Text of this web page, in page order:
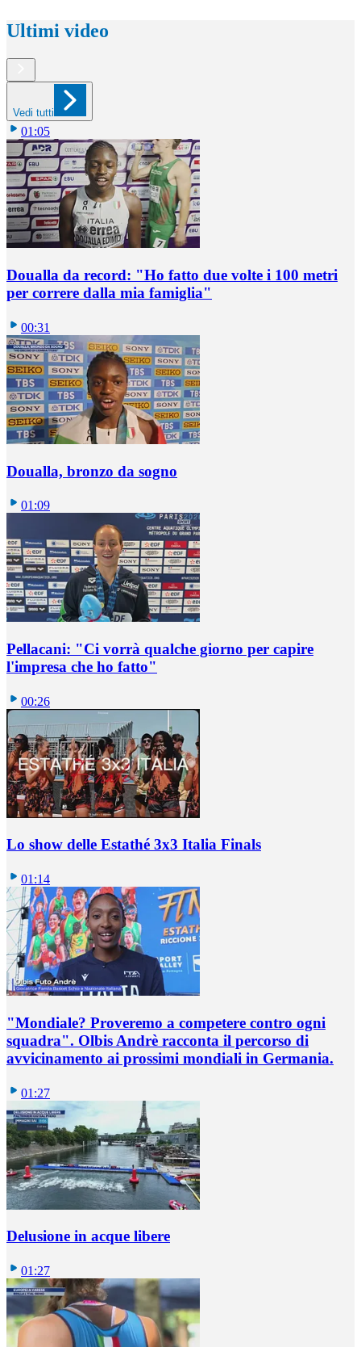
Ultimi video
Vedi tutti
01:05
Doualla da record: "Ho fatto due volte i 100 metri
per correre dalla mia famiglia"
00:31
Doualla, bronzo da sogno
01:09
Pellacani: "Ci vorrà qualche giorno per capire
l'impresa che ho fatto"
00:26
Lo show delle Estathé 3x3 Italia Finals
01:14
"Mondiale? Proveremo a competere contro ogni
squadra". Olbis Andrè racconta il percorso di
avvicinamento ai prossimi mondiali in Germania.
01:27
Delusione in acque libere
01:27